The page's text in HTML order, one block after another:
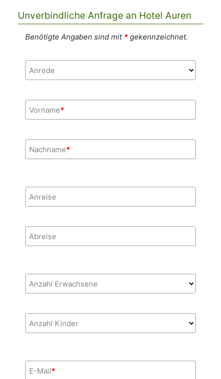
Unverbindliche Anfrage an Hotel Auren
Benötigte Angaben sind mit *gekennzeichnet.
Anrede
Vorname*
Nachname*
Anreise
Abreise
Anzahl Erwachsene
Anzahl Kinder
E-Mail*